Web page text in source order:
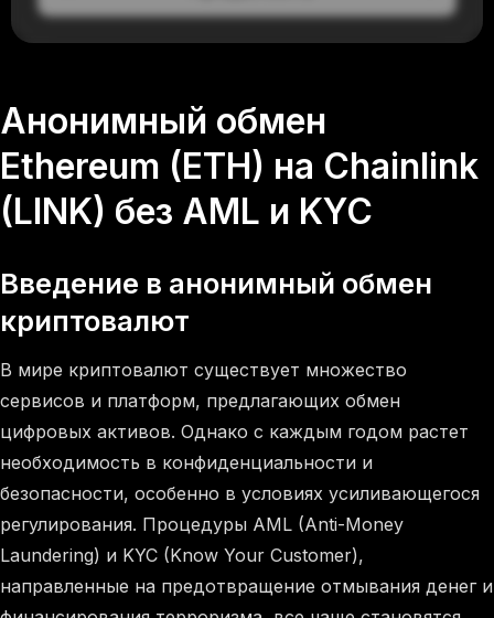
Анонимный обмен
Ethereum (ETH) на Chainlink
(LINK) без AML и KYC
Введение в анонимный обмен
криптовалют
В мире криптовалют существует множество
сервисов и платформ, предлагающих обмен
цифровых активов. Однако с каждым годом растет
необходимость в конфиденциальности и
безопасности, особенно в условиях усиливающегося
регулирования. Процедуры AML (Anti-Money
Laundering) и KYC (Know Your Customer),
направленные на предотвращение отмывания денег и